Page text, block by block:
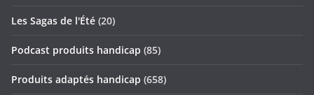
Les Sagas de l'Été (20)
Podcast produits handicap (85)
Produits adaptés handicap (658)